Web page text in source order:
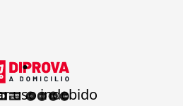
.
uso indebido